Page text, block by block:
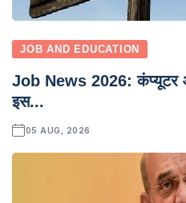
JOB AND EDUCATION
Job News 2026: कंप्यूटर
इस...
05 AUG, 2026